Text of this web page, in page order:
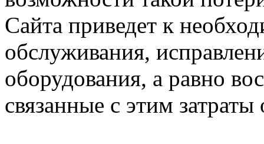
Сайта приведет к
обслуживания,
оборудования, а равно
связанные с этим